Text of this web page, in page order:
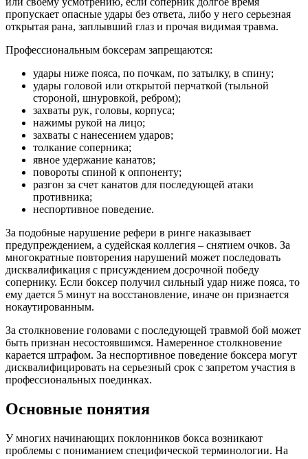
пропускает опасные удары без ответа, либо у него серьезная
открытая рана, заплывший глаз и прочая видимая травма.
Профессиональным боксерам запрещаются:
удары ниже пояса, по почкам, по затылку, в спину;
удары головой или открытой перчаткой (тыльной
стороной, шнуровкой, ребром);
захваты рук, головы, корпуса;
нажимы рукой на лицо;
захваты с нанесением ударов;
толкание соперника;
явное удержание канатов;
повороты спиной к оппоненту;
разгон за счет канатов для последующей атаки
противника;
неспортивное поведение.
За подобные нарушение рефери в ринге наказывает
предупреждением, а судейская коллегия – снятием очков. За
многократные повторения нарушений может последовать
дисквалификация с присуждением досрочной победу
сопернику. Если боксер получил сильный удар ниже пояса, то
ему дается 5 минут на восстановление, иначе он признается
нокаутированным.
За столкновение головами с последующей травмой бой может
быть признан несостоявшимся. Намеренное столкновение
карается штрафом. За неспортивное поведение боксера могут
дисквалифицировать на серьезный срок с запретом участия в
профессиональных поединках.
Основные понятия
У многих начинающих поклонников бокса возникают
проблемы с пониманием специфической терминологии. На